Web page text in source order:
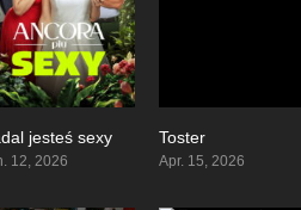
4.5
jesteś sexy
12, 2026
Toster
Apr. 15, 2026